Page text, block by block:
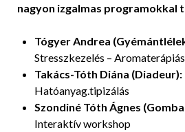
nagyon izgalmas programokkal
Tógyer Andrea
Stresszkezelés –
Takács-Tóth Diána (Diadeur):
Hatóanyag.tipizálás
Szondiné Tóth Ágnes
Interaktív workshop